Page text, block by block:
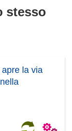
stesso
la via